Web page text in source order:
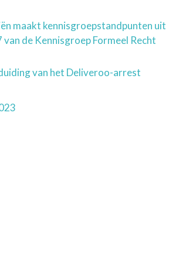
maakt kennisgroepstandpunten uit
de Kennisgroep Formeel Recht
van het Deliveroo-arrest